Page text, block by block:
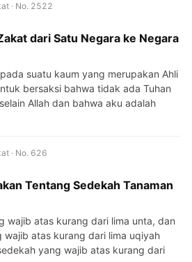
· No. 2522
dari Satu Negara ke Negara
suatu kaum yang merupakan Ahli
bersaksi bahwa tidak ada Tuhan
Allah dan bahwa aku adalah
· No. 626
Tentang Sedekah Tanaman
wajib atas kurang dari lima unta, dan
atas kurang dari lima uqiyah
yang wajib atas kurang dari